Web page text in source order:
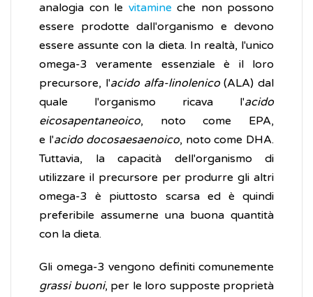
analogia con le vitamine che non possono
essere prodotte dall'organismo e devono
essere assunte con la dieta. In realtà, l'unico
omega-3 veramente essenziale è il loro
precursore, l'acido alfa-linolenico(ALA) dal
quale l'organismo ricava l'acido
eicosapentaneoico, noto come EPA,
e l'acido docosaesaenoico, noto come DHA.
Tuttavia, la capacità dell'organismo di
utilizzare il precursore per produrre gli altri
omega-3 è piuttosto scarsa ed è quindi
preferibile assumerne una buona quantità
con la dieta.
Gli omega-3 vengono definiti comunemente
grassi buoni, per le loro supposte proprietà